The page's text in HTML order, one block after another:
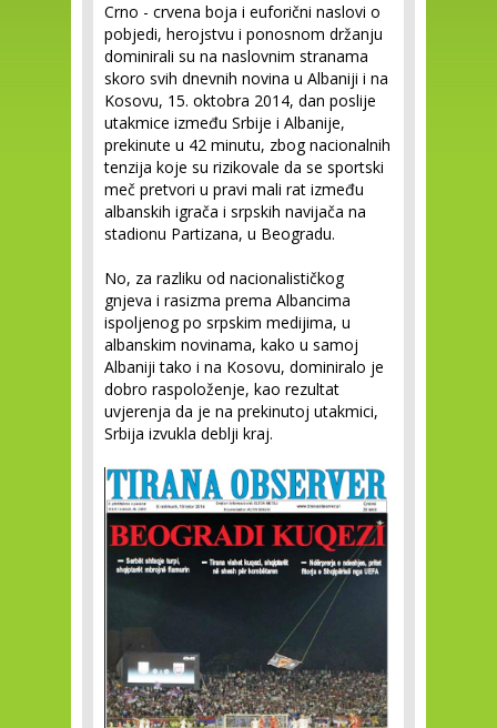
Crno - crvena boja i euforični naslovi o
pobjedi, herojstvu i ponosnom držanju
dominirali su na naslovnim stranama
skoro svih dnevnih novina u Albaniji i na
Kosovu, 15. oktobra 2014, dan poslije
utakmice između Srbije i Albanije,
prekinute u 42 minutu, zbog nacionalnih
tenzija koje su rizikovale da se sportski
meč pretvori u pravi mali rat između
albanskih igrača i srpskih navijača na
stadionu Partizana, u Beogradu.
No, za razliku od nacionalističkog
gnjeva i rasizma prema Albancima
ispoljenog po srpskim medijima, u
albanskim novinama, kako u samoj
Albaniji tako i na Kosovu, dominiralo je
dobro raspoloženje, kao rezultat
uvjerenja da je na prekinutoj utakmici,
Srbija izvukla deblji kraj.